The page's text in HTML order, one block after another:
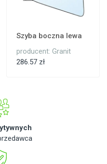
Szyba boczna lewa
producent: Granit
286.57 zł